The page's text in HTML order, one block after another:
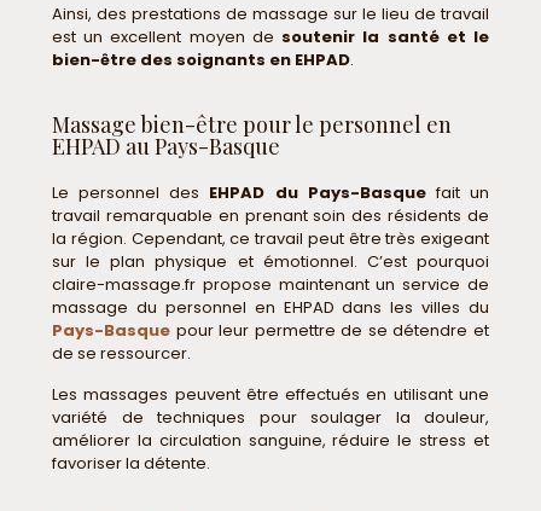
Ainsi, des prestations de massage sur le lieu de travail
est un excellent moyen de soutenir la santé et le
bien-être des soignants en EHPAD.
Massage bien-être pour le personnel en
EHPAD au Pays-Basque
Le personnel des EHPAD du Pays-Basquefait un
travail remarquable en prenant soin des résidents de
la région. Cependant, ce travail peut être très exigeant
sur le plan physique et émotionnel. C’est pourquoi
claire-massage.fr propose maintenant un service de
massage du personnel en EHPAD dans les villes du
Pays-Basque pour leur permettre de se détendre et
de se ressourcer.
Les massages peuvent être effectués en utilisant une
variété de techniques pour soulager la douleur,
améliorer la circulation sanguine, réduire le stress et
favoriser la détente.